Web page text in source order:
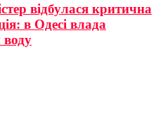
відбулася критична
в Одесі влада
воду